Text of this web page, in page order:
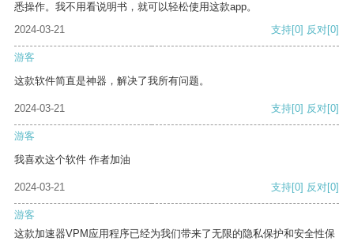
悉操作。我不用看说明书，就可以轻松使用这款app。
2024-03-21
支持[0] 反对[0]
游客
这款软件简直是神器，解决了我所有问题。
2024-03-21 支持[0] 反对[0]
游客
我喜欢这个软件 作者加油
2024-03-21 支持[0] 反对[0]
游客
这款加速器VPM应用程序已经为我们带来了无限的隐私保护和安全性保